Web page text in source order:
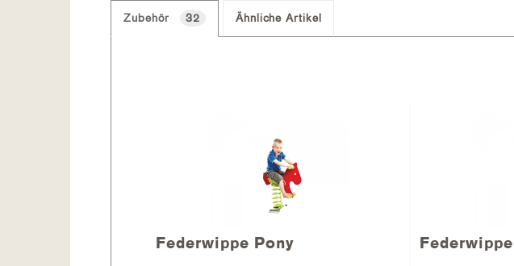
Zubehör 32 Ähnliche Artikel
Federwippe Pony